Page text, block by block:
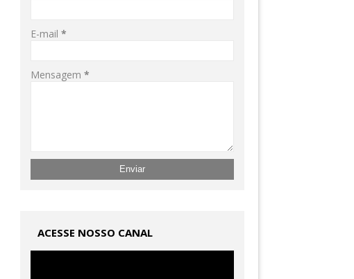
E-mail*
Mensagem*
ACESSE NOSSO CANAL